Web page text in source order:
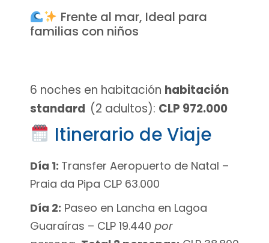
Frente al mar, Ideal para
familias con niños
6 noches en habitación habitación
standard (2 adultos): CLP 972.000
Itinerario de Viaje
Día 1: Transfer Aeropuerto de Natal –
Praia da Pipa CLP 63.000
Día 2: Paseo en Lancha en Lagoa
Guaraíras – CLP 19.440 por